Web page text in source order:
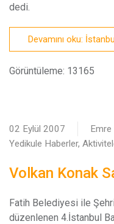
dedi.
Devamını oku:
Görüntüleme: 13165
02 Eylül 2007
Emre
Yedikule Haberler,
Volkan Konak
Fatih Belediyesi ile
düzenlenen 4.İstanbul